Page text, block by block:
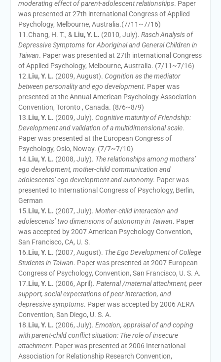
moderating effect of parent-adolescent relationships. Paper
was presented at 27th international Congress of Applied
Psychology, Melbourne, Australia.(7/11~7/16)
11.Chang, H. T., & Liu, Y. L. (2010, July). Rasch Analysis of
Depressive Symptoms for Aboriginal and General Children in
Taiwan. Paper was presented at 27th international Congress
of Applied Psychology, Melbourne, Australia. (7/11~7/16)
12.Liu, Y. L. (2009, August). Cognition as the mediator
between personality and ego development. Paper was
presented at the Annual American Psychology Association
Convention, Toronto , Canada. (8/6~8/9)
13.Liu, Y. L. (2009, July). Cognitive maturity of Friendship:
Development and validation of a multidimensional scale.
Paper was presented at the European Congress of
Psychology, Oslo, Noway. (7/7~7/10)
14.Liu, Y. L. (2008, July). The relationships among mothers’
ego development, mother-child communication and
adolescents’ ego development and autonomy. Paper was
presented to International Congress of Psychology, Berlin,
German
15.Liu, Y. L. (2007, July). Mother-child interaction and
adolescents’ two dimensions of autonomy in Taiwan. Paper
was accepted by 2007 American Psychology Convention,
San Francisco, CA, U. S.
16.Liu, Y. L. (2007, August). The Ego Development of College
Students in Taiwan. Paper was presented at 2007 European
Congress of Psychology, Convention, San Francisco, U. S. A.
17.Liu, Y. L. (2006, April). Paternal /maternal attachment, peer
support, social expectations of peer interaction, and
depressive symptoms. Paper was accepted by 2006 AERA
Convention, San Diego, U. S. A.
18.Liu, Y. L. (2006, July). Emotion, appraisal of and coping
with parent-child conflict situation: The role of insecure
attachment. Paper was presented at 2006 International
Association for Relationship Research Convention,